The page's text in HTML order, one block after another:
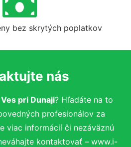
bez skrytých poplatkov
nás
pri Dunaji? Hľadáte na to
profesionálov za
viac informácií či nezáväznú
kontaktovať – www.i-